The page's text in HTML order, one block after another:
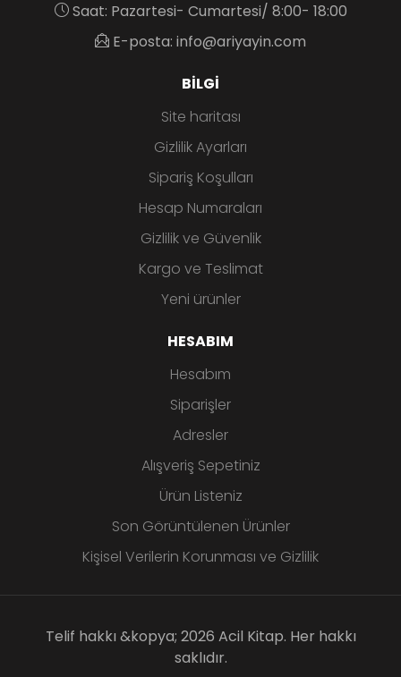
Saat: Pazartesi- Cumartesi/ 8:00- 18:00
E-posta: info@ariyayin.com
BILGI
Site haritası
Gizlilik Ayarları
Sipariş Koşulları
Hesap Numaraları
Gizlilik ve Güvenlik
Kargo ve Teslimat
Yeni ürünler
HESABIM
Hesabım
Siparişler
Adresler
Alışveriş Sepetiniz
Ürün Listeniz
Son Görüntülenen Ürünler
Kişisel Verilerin Korunması ve Gizlilik
Telif hakkı &kopya; 2026 Acil Kitap. Her hakkı
saklıdır.